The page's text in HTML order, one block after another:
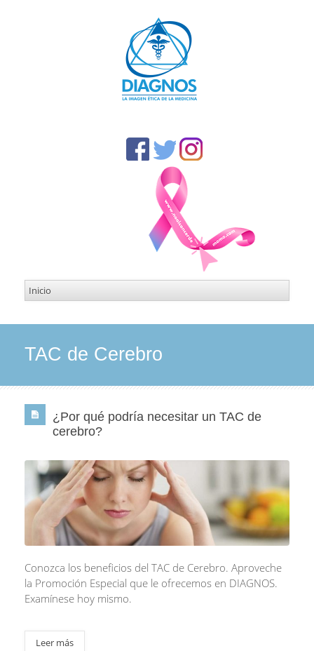
TAC de Cerebro
¿Por qué podría necesitar un TAC de
cerebro?
Conozca los beneficios del TAC de Cerebro. Aproveche
la Promoción Especial que le ofrecemos en DIAGNOS.
Examínese hoy mismo.
Leer más